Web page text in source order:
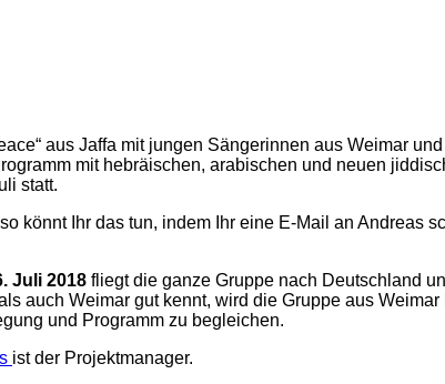
aus Jaffa mit jungen Sängerinnen aus Weimar
mit hebräischen, arabischen und neuen
statt.
könnt Ihr das tun, indem Ihr eine E-Mail an Andreas
Juli 2018 fliegt die ganze Gruppe nach Deutschland
auch Weimar gut kennt, wird die Gruppe aus
und Programm zu begleichen.
ist der Projektmanager.